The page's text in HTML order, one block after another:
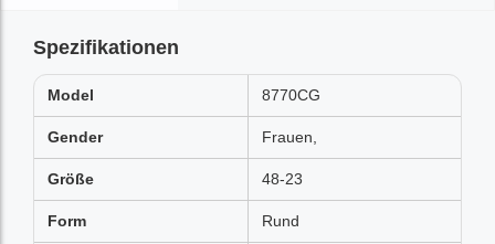
Spezifikationen
Model 8770CG
Gender Frauen,
Größe 48-23
Form Rund